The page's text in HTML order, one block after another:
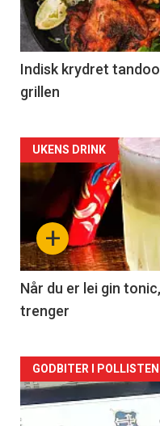
Indisk krydret
grillen
Forsiden
akkurat
nå
-
2
+
UKENS DRINK
Når du er lei gin
trenger
Forsiden
akkurat
GODBITER I POLLISTEN